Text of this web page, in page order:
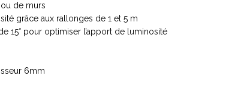
de murs
grâce aux rallonges de 1 et 5 m
15° pour optimiser l’apport de luminosité
6mm